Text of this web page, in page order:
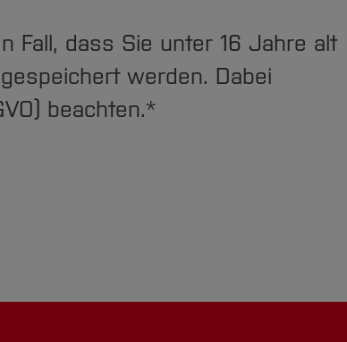
Fall, dass Sie unter 16 Jahre alt
werden. Dabei
beachten.*